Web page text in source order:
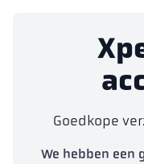
Goedkope
We hebben een